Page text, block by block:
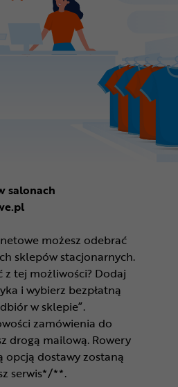
salonach
możesz odebrać
sklepów stacjonarnych.
z tej możliwości? Dodaj
i wybierz bezpłatną
w sklepie”.
zamówienia do
drogą mailową. Rowery
opcją dostawy zostaną
serwis*/**.